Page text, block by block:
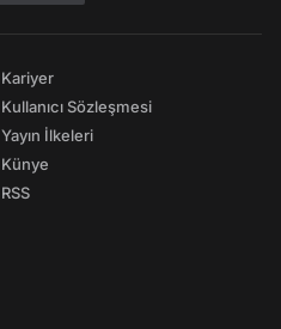
Kariyer
Kullanıcı Sözleşmesi
Yayın İlkeleri
Künye
RSS